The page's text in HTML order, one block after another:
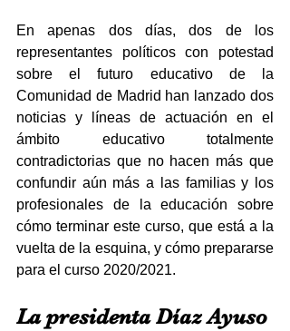
En apenas dos días, dos de los
representantes políticos con potestad
sobre el futuro educativo de la
Comunidad de Madrid han lanzado dos
noticias y líneas de actuación en el
ámbito educativo totalmente
contradictorias que no hacen más que
confundir aún más a las familias y los
profesionales de la educación sobre
cómo terminar este curso, que está a la
vuelta de la esquina, y cómo prepararse
para el curso 2020/2021.
La presidenta Díaz Ayuso